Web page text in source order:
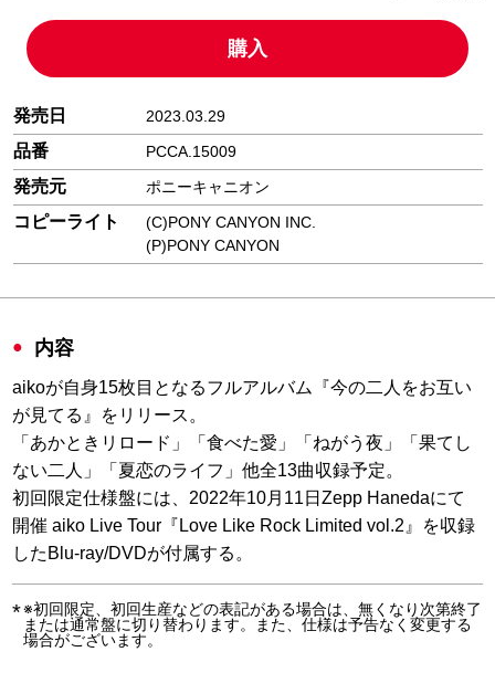
購入
発売日 2023.03.29
品番 PCCA.15009
発売元 ポニーキャニオン
コピーライト
(C)PONY CANYON INC.
(P)PONY CANYON
内容
aikoが自身15枚目となるフルアルバム『今の二人をお互い
が見てる』をリリース。
「あかときリロード」「食べた愛」「ねがう夜」「果てし
ない二人」「夏恋のライフ」他全13曲収録予定。
初回限定仕様盤には、2022年10月11日Zepp Hanedaにて
開催 aiko Live Tour『Love Like Rock Limited vol.2』を収録
したBlu-ray/DVDが付属する。
※初回限定、初回生産などの表記がある場合は、無くなり次第終了
または通常盤に切り替わります。また、仕様は予告なく変更する
場合がございます。